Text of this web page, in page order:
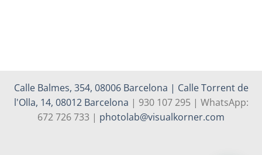
Calle Balmes, 354, 08006 Barcelona | Calle Torrent de
l'Olla, 14, 08012 Barcelona | 930 107 295 | WhatsApp:
672 726 733 | photolab@visualkorner.com